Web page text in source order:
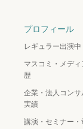
プロフィール
レギュラー出演中
マスコミ・メデ
歴
企業・法人コン
実績
講演・セミナー・